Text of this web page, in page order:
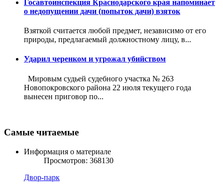
Госавтоинспекция Краснодарского края напоминает
о недопущении дачи (попыток дачи) взяток
Взяткой считается любой предмет, независимо от его
природы, предлагаемый должностному лицу, в...
Ударил черенком и угрожал убийством
Мировым судьей судебного участка № 263
Новопокровского района 22 июля текущего года
вынесен приговор по...
Самые читаемые
Информация о материале
Просмотров: 368130
Двор-парк